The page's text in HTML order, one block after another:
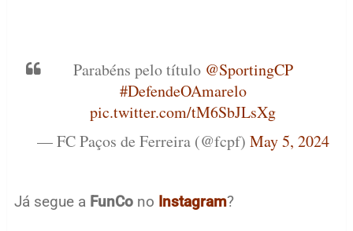
Parabéns pelo título @SportingCP
#DefendeOAmarelo
pic.twitter.com/tM6SbJLsXg
— FC Paços de Ferreira (@fcpf) May 5, 2024
Já segue a FunCono Instagram?